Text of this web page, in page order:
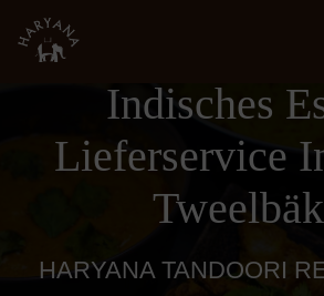
Indisches
Lieferservice
HARYANA TANDOORI